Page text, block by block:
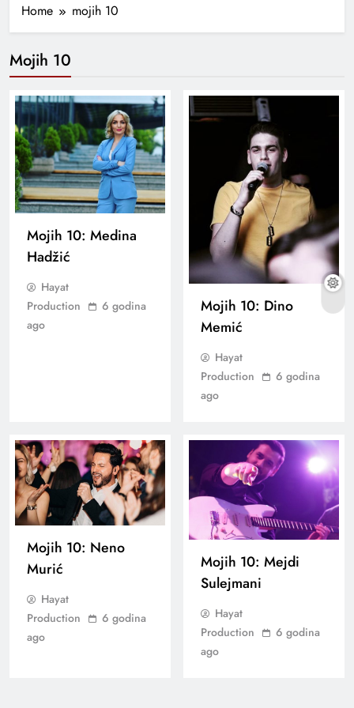
Home mojih 10
Mojih 10
Mojih 10: Medina
Hadžić
Hayat
Production
6 godina
ago
Mojih 10: Dino
Memić
Hayat
Production
6 godina
ago
Mojih 10: Neno
Murić
Hayat
Production
6 godina
ago
Mojih 10: Mejdi
Sulejmani
Hayat
Production
6 godina
ago